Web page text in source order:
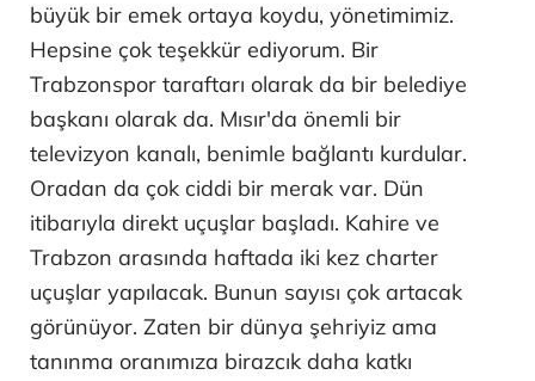
büyük bir emek ortaya koydu, yönetimimiz.
Hepsine çok teşekkür ediyorum. Bir
Trabzonspor taraftarı olarak da bir belediye
başkanı olarak da. Mısır'da önemli bir
televizyon kanalı, benimle bağlantı kurdular.
Oradan da çok ciddi bir merak var. Dün
itibarıyla direkt uçuşlar başladı. Kahire ve
Trabzon arasında haftada iki kez charter
uçuşlar yapılacak. Bunun sayısı çok artacak
görünüyor. Zaten bir dünya şehriyiz ama
tanınma oranımıza birazcık daha katkı